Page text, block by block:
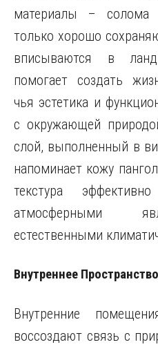
материалы –
только хорошо
вписываются в
помогает создать
чья эстетика и
с окружающей
слой, выполненный в
напоминает кожу
текстура
атмосферными
естественными
Внутреннее
Внутренние
воссоздают связь с